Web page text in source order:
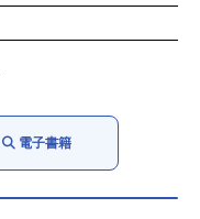
電子書籍